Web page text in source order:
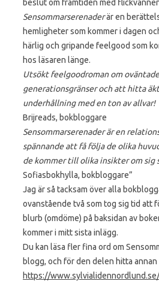
beslut om framtiden med
Sensommarserenaderär en
hemligheter som kommer i dagen
härlig och gripande feelgood som
hos läsaren länge.
Utsökt feelgoodroman om
generationsgränser och att hitta
underhållning med en ton av allvar!
Brijreads, bokbloggare
Sensommarserenader är en
spännande att få följa de olika
de kommer till olika insikter om sig
Sofiasbokhylla, bokbloggare”
Jag är så tacksam över alla
ovanstående två som tog sig tid att
blurb (omdöme) på baksidan av
kommer i mitt sista inlägg.
Du kan läsa fler fina ord om
blogg, och för den delen hitta
https://